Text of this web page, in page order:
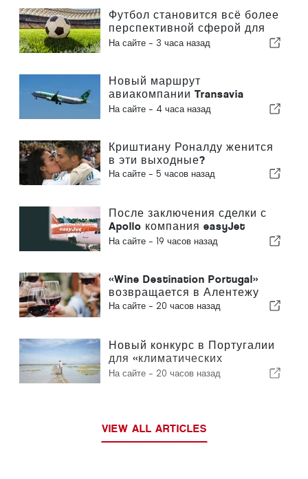
Футбол становится всё более
перспективной сферой для
инвестиций по всей Европе
На сайте - 3 часа назад
Новый маршрут
авиакомпании Transavia
между Португалией и
На сайте - 4 часа назад
Криштиану Роналду женится
в эти выходные?
На сайте - 5 часов назад
После заключения сделки с
Apollo компания easyJet
приближается к Sun
На сайте - 19 часов назад
«Wine Destination Portugal»
возвращается в Алентежу
На сайте - 20 часов назад
Новый конкурс в Португалии
для «климатических
беженцев»
На сайте - 20 часов назад
VIEW ALL ARTICLES